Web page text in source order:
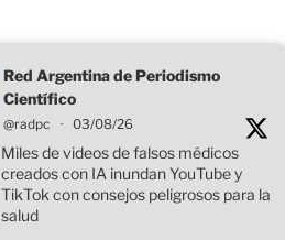
Red Argentina de Periodismo
Científico
@radpc · 03/08/26
Miles de videos de falsos médicos
creados con IA inundan YouTube y
TikTok con consejos peligrosos para la
salud